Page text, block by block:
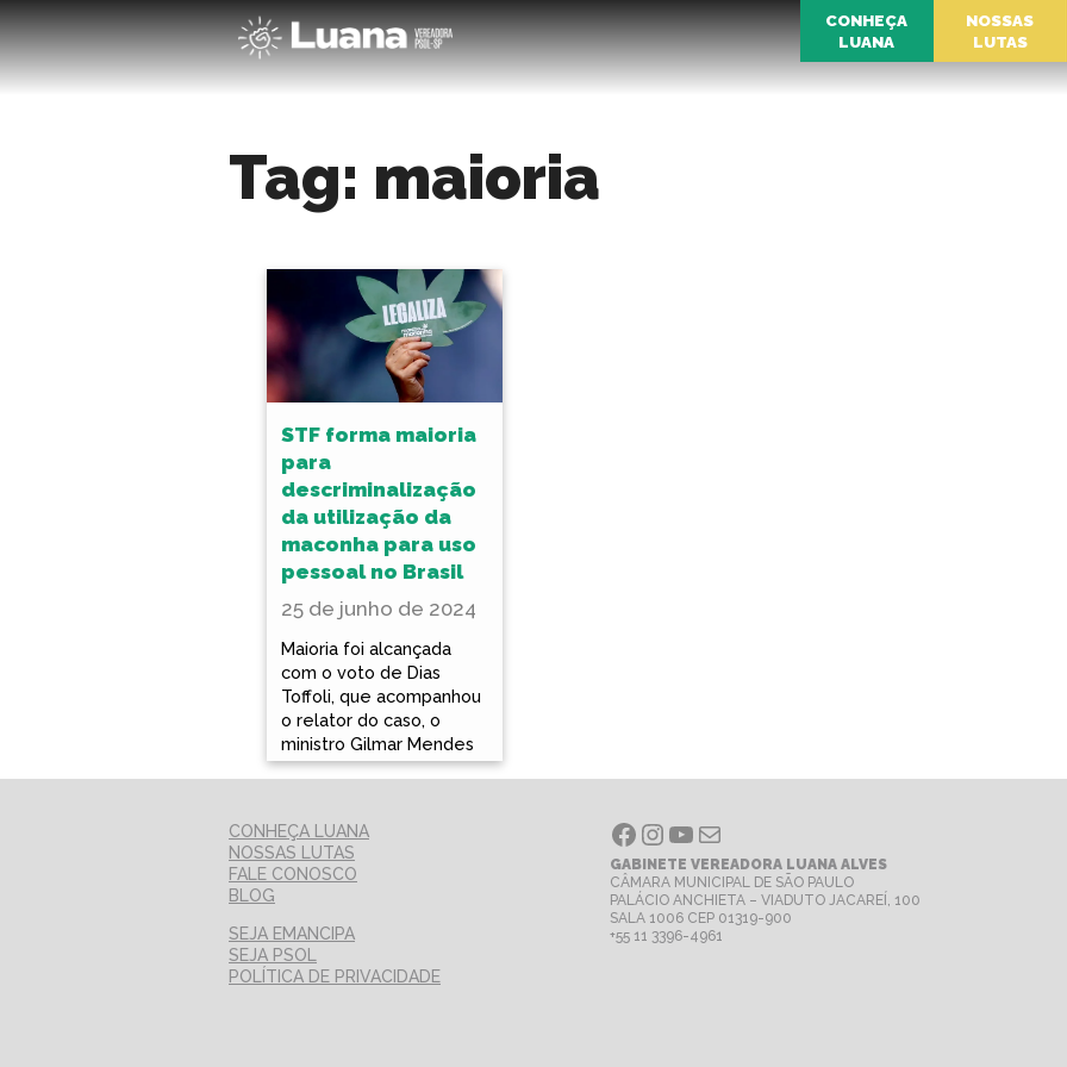
CONHEÇA
LUANA
NOSSAS
LUTAS
Tag: maioria
STF forma maioria
para
descriminalização
da utilização da
maconha para uso
pessoal no Brasil
25 de junho de 2024
Maioria foi alcançada
com o voto de Dias
Toffoli, que acompanhou
o relator do caso, o
ministro Gilmar Mendes
CONHEÇA LUANA
NOSSAS LUTAS
FALE CONOSCO
BLOG
SEJA EMANCIPA
SEJA PSOL
POLÍTICA DE PRIVACIDADE
Facebook InstagramYoutube E-mail
GABINETE VEREADORA LUANA ALVES
CÂMARA MUNICIPAL DE SÃO PAULO
PALÁCIO ANCHIETA – VIADUTO JACAREÍ, 100
SALA 1006 CEP 01319-900
+55 11 3396-4961